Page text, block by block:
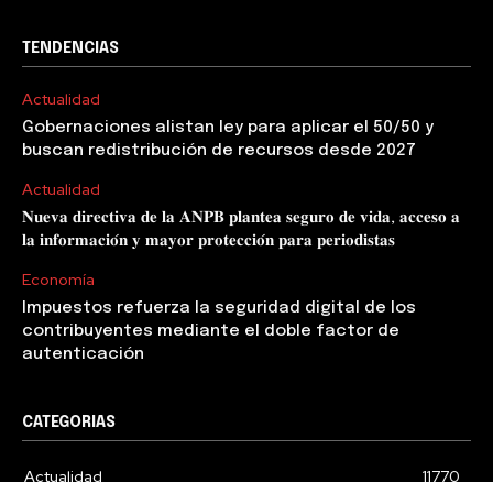
TENDENCIAS
Actualidad
Gobernaciones alistan ley para aplicar el 50/50 y
buscan redistribución de recursos desde 2027
Actualidad
𝐍𝐮𝐞𝐯𝐚 𝐝𝐢𝐫𝐞𝐜𝐭𝐢𝐯𝐚 𝐝𝐞 𝐥𝐚 𝐀𝐍𝐏𝐁 𝐩𝐥𝐚𝐧𝐭𝐞𝐚 𝐬𝐞𝐠𝐮𝐫𝐨 𝐝𝐞 𝐯𝐢𝐝𝐚, 𝐚𝐜𝐜𝐞𝐬𝐨 𝐚
𝐥𝐚 𝐢𝐧𝐟𝐨𝐫𝐦𝐚𝐜𝐢𝐨́𝐧 𝐲 𝐦𝐚𝐲𝐨𝐫 𝐩𝐫𝐨𝐭𝐞𝐜𝐜𝐢𝐨́𝐧 𝐩𝐚𝐫𝐚 𝐩𝐞𝐫𝐢𝐨𝐝𝐢𝐬𝐭𝐚𝐬
Economía
Impuestos refuerza la seguridad digital de los
contribuyentes mediante el doble factor de
autenticación
CATEGORIAS
Actualidad 11770